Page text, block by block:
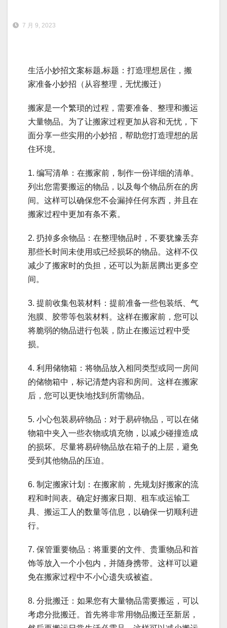
7 月 9, 2023
生活小妙招文案标题,标题：打造理想居住，搬
家准备小妙招（从容整理，无忧搬迁）
搬家是一个繁琐的过程，需要准备、整理和搬运
大量物品。为了让搬家过程更加从容和无忧，下
面分享一些实用的小妙招，帮助您打造理想的居
住环境。
1. 编写清单：在搬家前，制作一份详细的清单。
列出您需要搬运的物品，以及每个物品所在的房
间。这样可以确保您不会漏掉任何东西，并且在
搬家过程中更加有条不紊。
2. 扔掉多余物品：在整理物品时，不要犹豫丢弃
那些长时间未使用或已经损坏的物品。这样不仅
减少了搬家时的负担，还可以为新居腾出更多空
间。
3. 提前收集包装材料：提前准备一些包装纸、气
泡膜、胶带等包装材料。这样在搬家前，您可以
将脆弱的物品进行包装，防止在搬运过程中受
损。
4. 利用储物箱：将物品放入相同类型或同一房间
的储物箱中，标记清楚内容和房间。这样在搬家
后，您可以更快地找到所需物品。
5. 小心包装易碎物品：对于易碎物品，可以在储
物箱中夹入一些衣物或填充物，以减少碰撞造成
的损坏。尽量将易碎物品放在箱子的上层，避免
受到其他物品的压迫。
6. 制定搬家计划：在搬家前，先规划好搬家的流
程和时间表。确定好搬家日期、租车或运输工
具、搬运工人的数量等信息，以确保一切顺利进
行。
7. 保管重要物品：将重要的文件、贵重物品和首
饰等放入一个小包内，并随身携带。这样可以避
免在搬家过程中不小心遗失或被盗。
8. 分批搬迁：如果您有大量物品需要搬运，可以
考虑分批搬迁。首先将非常用物品搬迁至新居，